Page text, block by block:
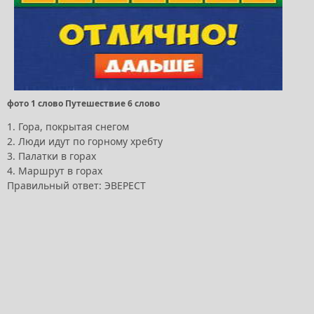
фото 1 слово Путешествие 6 слово
1. Гора, покрытая снегом
2. Люди идут по горному хребту
3. Палатки в горах
4. Маршрут в горах
Правильный ответ: ЭВЕРЕСТ